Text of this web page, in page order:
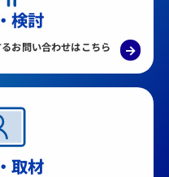
検討
お問い合わせはこちら →
取材